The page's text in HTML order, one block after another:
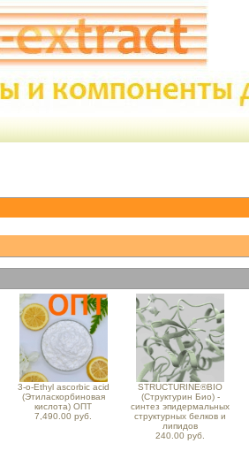
3-o-Ethyl ascorbic acid
(Этиласкорбиновая
кислота) ОПТ
7,490.00 руб.
STRUCTURINE®BIO
(Структурин Био) -
синтез эпидермальных
структурных белков и
липидов
240.00 руб.